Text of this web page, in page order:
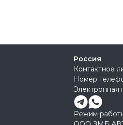
Россия
Контактное
Номер
Электронная
Режим